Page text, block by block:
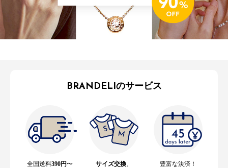
BRANDELIのサービス
全国送料390円〜
サイズ交換
豊富な決済！